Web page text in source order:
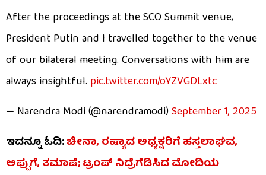
After the proceedings at the SCO Summit venue,
President Putin and I travelled together to the venue
of our bilateral meeting. Conversations with him are
always insightful. pic.twitter.com/oYZVGDLxtc
— Narendra Modi (@narendramodi)September 1, 2025
ಇದನ್ನೂ ಓದಿ:ಚೀನಾ, ರಷ್ಯಾದ ಅಧ್ಯಕ್ಷರಿಗೆ ಹಸ್ತಲಾಘವ,
ಅಪ್ಪುಗೆ, ತಮಾಷೆ; ಟ್ರಂಪ್ ನಿದ್ರೆಗೆಡಿಸಿದ ಮೋದಿಯ